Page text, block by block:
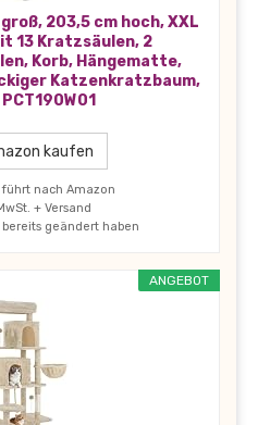
203,5 cm hoch, XXL
13 Kratzsäulen, 2
Korb, Hängematte,
Katzenkratzbaum,
kaufen
führt nach Amazon
+ Versand
geändert haben
ANGEBOT